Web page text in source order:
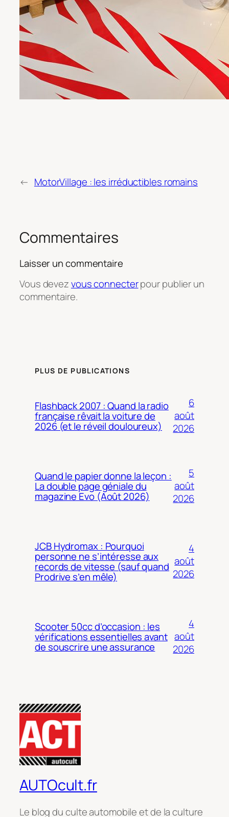
← MotorVillage : les irréductibles romains
Commentaires
Laisser un commentaire
Vous devezvous connecterpour publier un
commentaire.
PLUS DE PUBLICATIONS
Flashback 2007 : Quand la radio
française rêvait la voiture de
2026 (et le réveil douloureux)
6
août
2026
Quand le papier donne la leçon :
La double page géniale du
magazine Evo (Août 2026)
5
août
2026
JCB Hydromax : Pourquoi
personne ne s’intéresse aux
records de vitesse (sauf quand
Prodrive s’en mêle)
4
août
2026
Scooter 50cc d’occasion : les
vérifications essentielles avant
de souscrire une assurance
4
août
2026
AUTOcult.fr
Le blog du culte automobile et de la culture